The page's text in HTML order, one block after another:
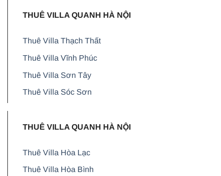
THUÊ VILLA QUANH HÀ NỘI
Thuê Villa Thạch Thất
Thuê Villa Vĩnh Phúc
Thuê Villa Sơn Tây
Thuê Villa Sóc Sơn
THUÊ VILLA QUANH HÀ NỘI
Thuê Villa Hòa Lạc
Thuê Villa Hòa Bình